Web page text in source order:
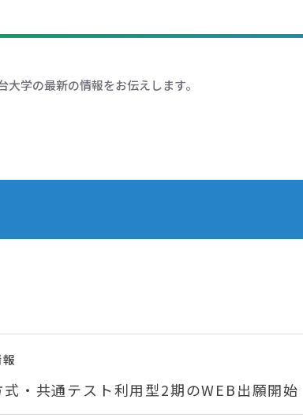
大学の最新の情報をお伝えします。
・共通テスト利用型2期のWEB出願開始